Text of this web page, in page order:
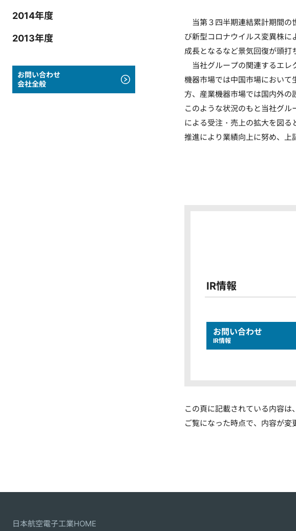
2014年度
2013年度
お問い合わせ
会社全般
当第３四半期連結累計期間の
び新型コロナウイルス変異株
成長となるなど景気回復が頭打
当社グループの関連するエレ
機器市場では中国市場におい
方、産業機器市場では国内外の
このような状況のもと当社グ
による受注・売上の拡大を図
推進により業績向上に努め、上
IR情報
お問い合わせ
IR情報
この頁に記載されている内容は
ご覧になった時点で、内容が変
日本航空電子工業HOME